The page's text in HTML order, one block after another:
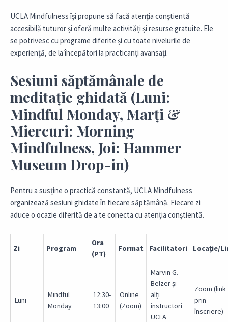
UCLA Mindfulness își propune să facă atenția conștientă
accesibilă tuturor și oferă multe activități și resurse gratuite. Ele
se potrivesc cu programe diferite și cu toate nivelurile de
experiență, de la începători la practicanți avansați.
Sesiuni săptămânale de
meditație ghidată (Luni:
Mindful Monday, Marți &
Miercuri: Morning
Mindfulness, Joi: Hammer
Museum Drop-in)
Pentru a susține o practică constantă, UCLA Mindfulness
organizează sesiuni ghidate în fiecare săptămână. Fiecare zi
aduce o ocazie diferită de a te conecta cu atenția conștientă.
Zi Program
Ora
(PT)
Format Facilitatori Locație/
Luni
Mindful
Monday
12:30-
13:00
Online
(Zoom)
Marvin G.
Belzer și
alți
instructori
UCLA
Zoom (link
prin
înscriere)